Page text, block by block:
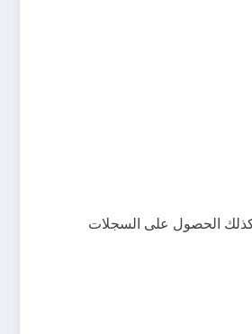
وكذلك الحصول على السجلات